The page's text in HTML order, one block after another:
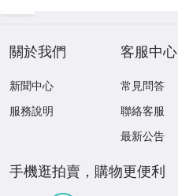
關於我們
新聞中心
服務說明
客服中心
常見問答
聯絡客服
最新公告
手機逛拍賣，購物更便利